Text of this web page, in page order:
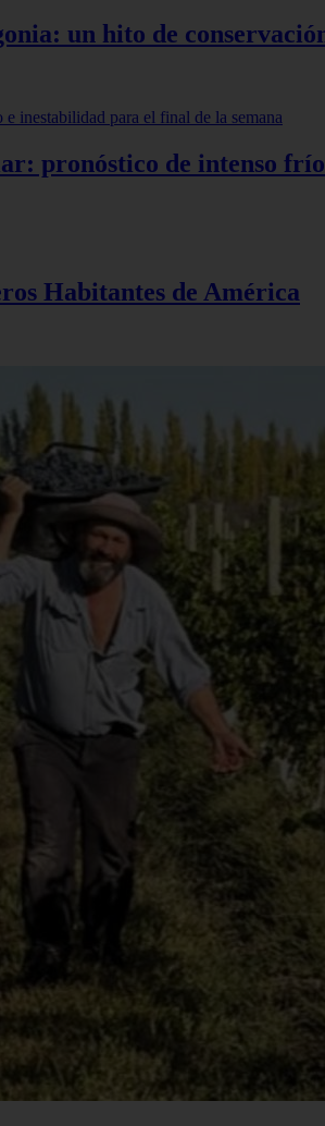
un hito de
pronóstico de intenso
Habitantes de América